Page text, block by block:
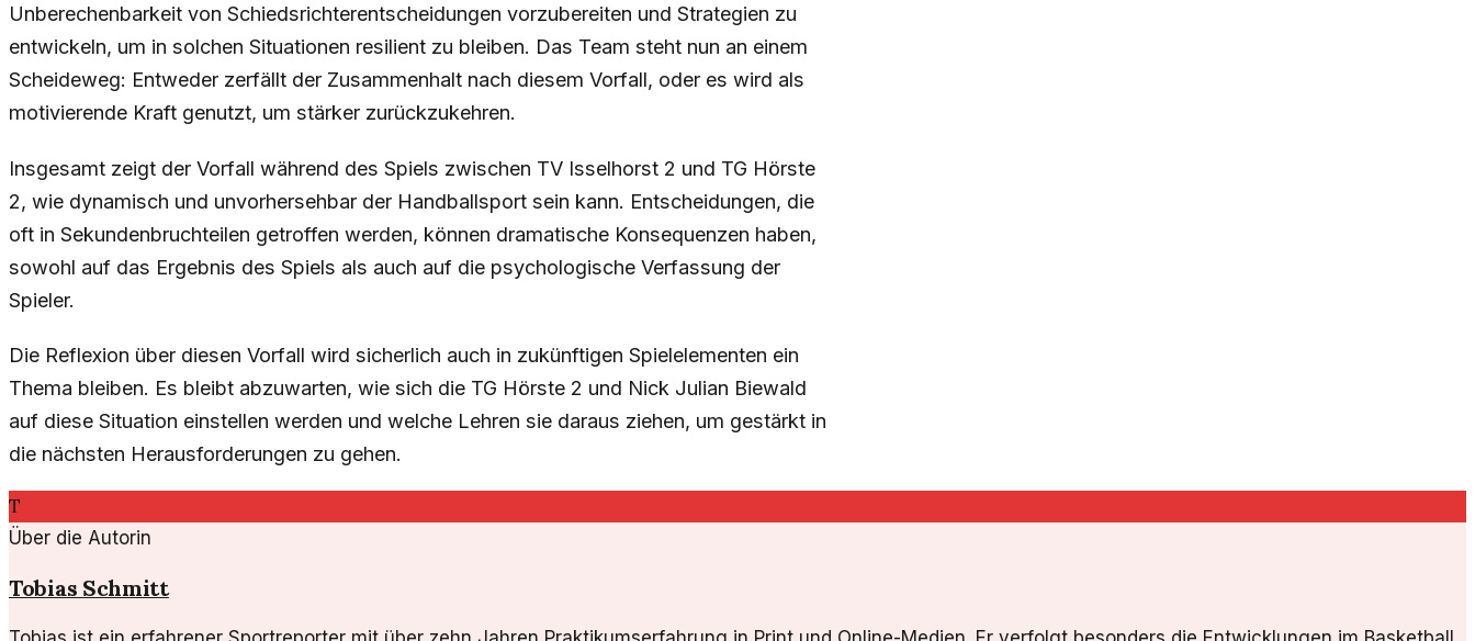
Unberechenbarkeit von Schiedsrichterentscheidungen vorzubereiten und Strategien zu
entwickeln, um in solchen Situationen resilient zu bleiben. Das Team steht nun an einem
Scheideweg: Entweder zerfällt der Zusammenhalt nach diesem Vorfall, oder es wird als
motivierende Kraft genutzt, um stärker zurückzukehren.
Insgesamt zeigt der Vorfall während des Spiels zwischen TV Isselhorst 2 und TG Hörste
2, wie dynamisch und unvorhersehbar der Handballsport sein kann. Entscheidungen, die
oft in Sekundenbruchteilen getroffen werden, können dramatische Konsequenzen haben,
sowohl auf das Ergebnis des Spiels als auch auf die psychologische Verfassung der
Spieler.
Die Reflexion über diesen Vorfall wird sicherlich auch in zukünftigen Spielelementen ein
Thema bleiben. Es bleibt abzuwarten, wie sich die TG Hörste 2 und Nick Julian Biewald
auf diese Situation einstellen werden und welche Lehren sie daraus ziehen, um gestärkt in
die nächsten Herausforderungen zu gehen.
T
Über die Autorin
Tobias Schmitt